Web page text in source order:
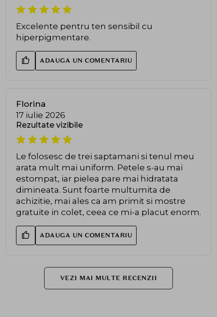
Excelente pentru ten sensibil cu
hiperpigmentare.
ADAUGA UN COMENTARIU
Florina
17 iulie 2026
Rezultate vizibile
Le folosesc de trei saptamani si tenul meu
arata mult mai uniform. Petele s-au mai
estompat, iar pielea pare mai hidratata
dimineata. Sunt foarte multumita de
achizitie, mai ales ca am primit si mostre
gratuite in colet, ceea ce mi-a placut enorm.
ADAUGA UN COMENTARIU
VEZI MAI MULTE RECENZII